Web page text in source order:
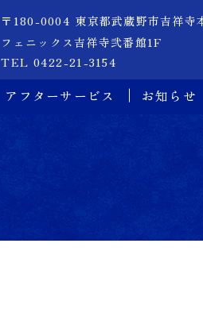
アフターサービス お知らせ
〒180-0004 東京都武蔵野市吉祥寺
フェニックス吉祥寺弐番館1F
TEL 0422-21-3154